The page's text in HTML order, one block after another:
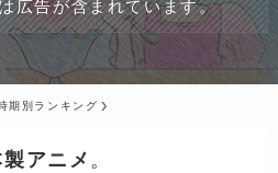
広告が含まれています。
期別ランキング
製アニメ 。